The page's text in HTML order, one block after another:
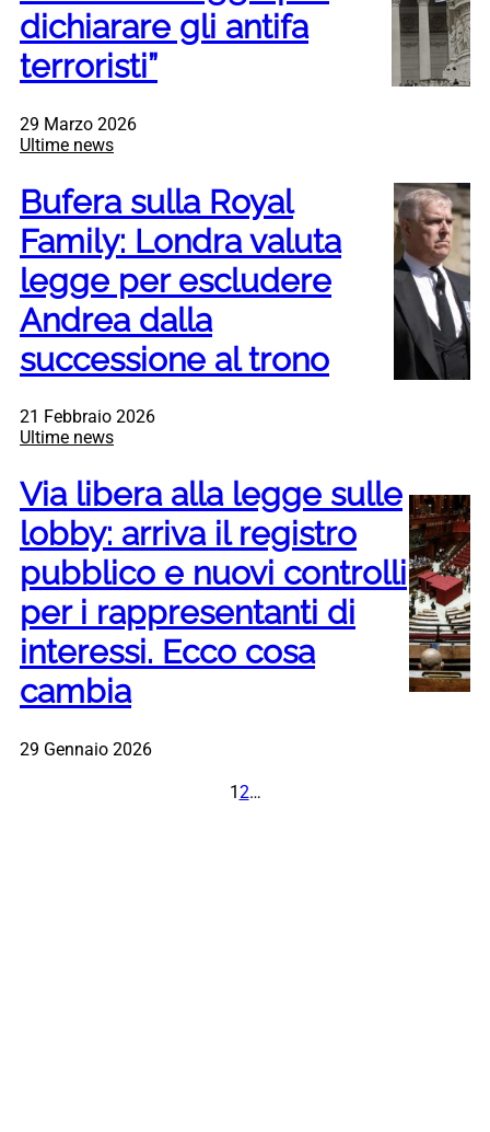
dichiarare gli antifa
terroristi”
29 Marzo 2026
Ultime news
Bufera sulla Royal
Family: Londra valuta
legge per escludere
Andrea dalla
successione al trono
21 Febbraio 2026
Ultime news
Via libera alla legge sulle
lobby: arriva il registro
pubblico e nuovi controlli
per i rappresentanti di
interessi. Ecco cosa
cambia
29 Gennaio 2026
1 2…